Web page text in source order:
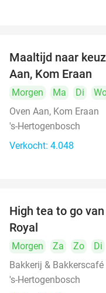
Maaltijd naar
Aan, Kom Eraan
Morgen Ma Di
Oven Aan, Kom Eraan
's-Hertogenbosch
Verkocht: 4.048
High tea to go
Royal
Morgen Za Zo Di
Bakkerij & Bakkerscafé
's-Hertogenbosch